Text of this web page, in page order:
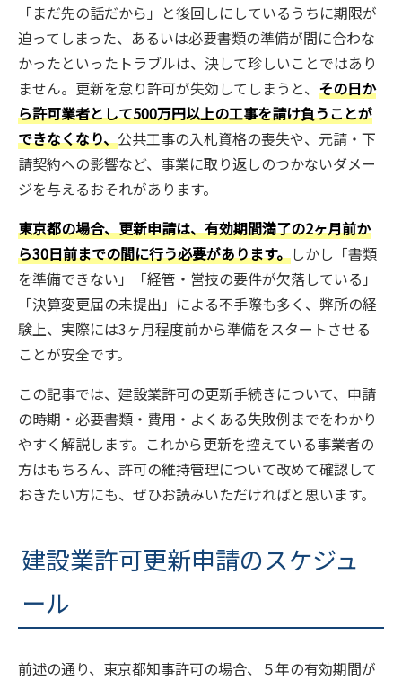
「まだ先の話だから」と後回しにしているうちに期限が
迫ってしまった、あるいは必要書類の準備が間に合わな
かったといったトラブルは、決して珍しいことではあり
ません。更新を怠り許可が失効してしまうと、 その日か
ら許可業者として500万円以上の工事を請け負うことが
できなくなり、公共工事の入札資格の喪失や、元請・下
請契約への影響など、事業に取り返しのつかないダメー
ジを与えるおそれがあります。
東京都の場合、更新申請は、有効期間満了の2ヶ月前か
ら30日前までの間に行う必要があります。しかし「書類
を準備できない」「経管・営技の要件が欠落している」
「決算変更届の未提出」による不手際も多く、弊所の経
験上、実際には3ヶ月程度前から準備をスタートさせる
ことが安全です。
この記事では、建設業許可の更新手続きについて、申請
の時期・必要書類・費用・よくある失敗例までをわかり
やすく解説します。これから更新を控えている事業者の
方はもちろん、許可の維持管理について改めて確認して
おきたい方にも、ぜひお読みいただければと思います。
建設業許可更新申請のスケジュ
ール
前述の通り、東京都知事許可の場合、５年の有効期間が